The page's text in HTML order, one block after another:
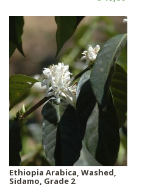
Ethiopia Arabica, Washed,
Sidamo, Grade 2